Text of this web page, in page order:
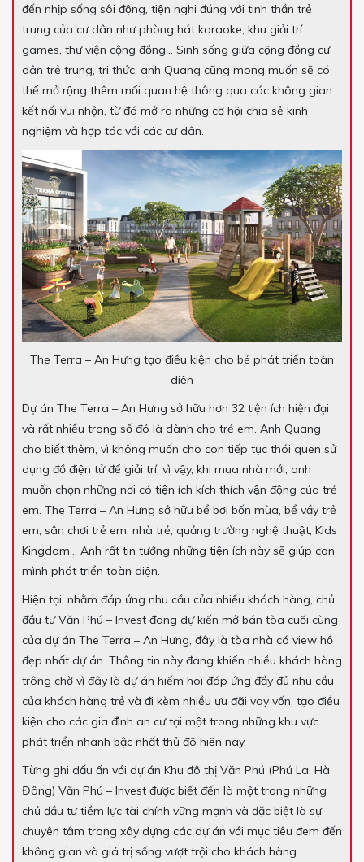
đến nhịp sống sôi động, tiện nghi đúng với tinh thần trẻ
trung của cư dân như phòng hát karaoke, khu giải trí
games, thư viện cộng đồng… Sinh sống giữa cộng đồng cư
dân trẻ trung, tri thức, anh Quang cũng mong muốn sẽ có
thể mở rộng thêm mối quan hệ thông qua các không gian
kết nối vui nhộn, từ đó mở ra những cơ hội chia sẻ kinh
nghiệm và hợp tác với các cư dân.
The Terra – An Hưng tạo điều kiện cho bé phát triển toàn
diện
Dự án The Terra – An Hưng sở hữu hơn 32 tiện ích hiện đại
và rất nhiều trong số đó là dành cho trẻ em. Anh Quang
cho biết thêm, vì không muốn cho con tiếp tục thói quen sử
dụng đồ điện tử để giải trí, vì vậy, khi mua nhà mới, anh
muốn chọn những nơi có tiện ích kích thích vận động của trẻ
em. The Terra – An Hưng sở hữu bể bơi bốn mùa, bể vầy trẻ
em, sân chơi trẻ em, nhà trẻ, quảng trường nghệ thuật, Kids
Kingdom… Anh rất tin tưởng những tiện ích này sẽ giúp con
mình phát triển toàn diện.
Hiện tại, nhằm đáp ứng nhu cầu của nhiều khách hàng, chủ
đầu tư Văn Phú – Invest đang dự kiến mở bán tòa cuối cùng
của dự án The Terra – An Hưng, đây là tòa nhà có view hồ
đẹp nhất dự án. Thông tin này đang khiến nhiều khách hàng
trông chờ vì đây là dự án hiếm hoi đáp ứng đầy đủ nhu cầu
của khách hàng trẻ và đi kèm nhiều ưu đãi vay vốn, tạo điều
kiện cho các gia đình an cư tại một trong những khu vực
phát triển nhanh bậc nhất thủ đô hiện nay.
Từng ghi dấu ấn với dự án Khu đô thị Văn Phú (Phú La, Hà
Đông) Văn Phú – Invest được biết đến là một trong những
chủ đầu tư tiềm lực tài chính vững mạnh và đặc biệt là sự
chuyên tâm trong xây dựng các dự án với mục tiêu đem đến
không gian và giá trị sống vượt trội cho khách hàng.